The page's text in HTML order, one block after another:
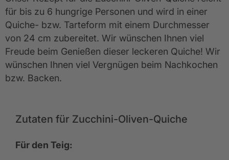
für bis zu 6 hungrige Personen und wird in einer
Quiche- bzw. Tarteform mit einem Durchmesser
von 24 cm zubereitet. Wir wünschen Ihnen viel
Freude beim Genießen dieser leckeren Quiche! Wir
wünschen Ihnen viel Vergnügen beim Nachkochen
bzw. Backen.
Zutaten für Zucchini-Oliven-Quiche
Für den Teig: